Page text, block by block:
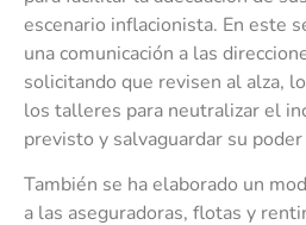
escenario inflacionista. En este
una comunicación a las
solicitando que revisen al alza,
los talleres para neutralizar el
previsto y salvaguardar su
También se ha elaborado un
a las aseguradoras, flotas y